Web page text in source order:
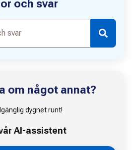
och svar
om något annat?
dygnet runt!
AI-assistent